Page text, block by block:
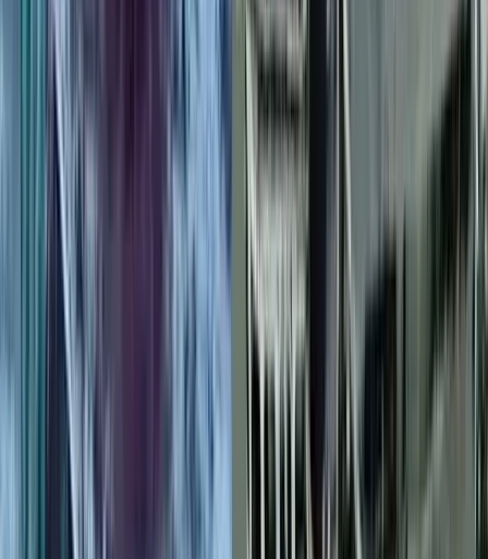
বাকেরগঞ্জ ইউএনওর স্বেচ্ছাচারিতায়
নাগরিক সেবা ব্যাহত, জনভোগান্তি